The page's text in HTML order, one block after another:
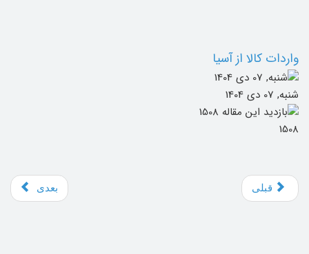
واردات کالا از آسیا
شنبه, 07 دی 1404
1508
قبلی بعدی